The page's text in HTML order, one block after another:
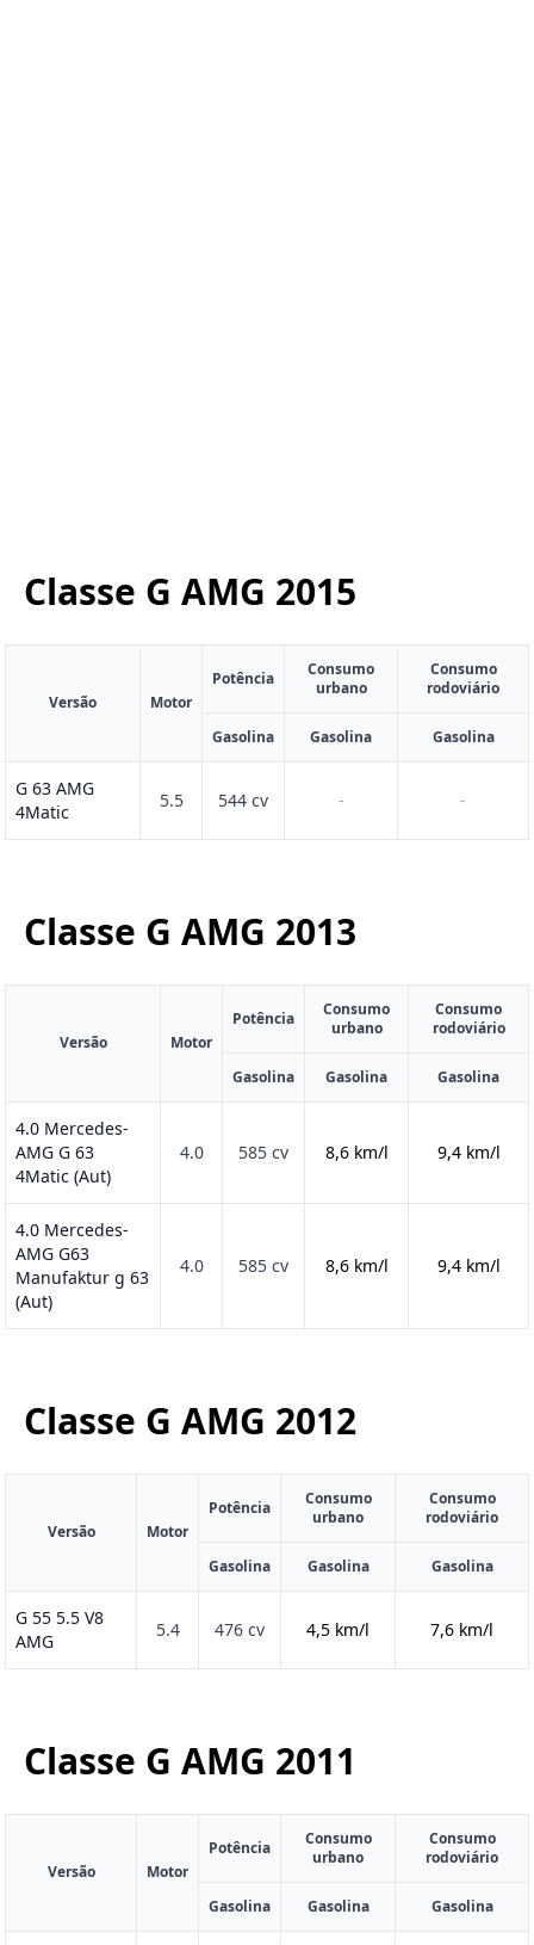
Classe G AMG 2015
Versão Motor
Potência
Consumo
urbano
Consumo
rodoviário
Gasolina Gasolina Gasolina
G 63 AMG
4Matic
5.5 544 cv - -
Classe G AMG 2013
Versão Motor
Potência
Consumo
urbano
Consumo
rodoviário
Gasolina Gasolina Gasolina
4.0 Mercedes-
AMG G 63
4Matic (Aut)
4.0 585 cv 8,6 km/l 9,4 km/l
4.0 Mercedes-
AMG G63
Manufaktur g 63
(Aut)
4.0 585 cv 8,6 km/l 9,4 km/l
Classe G AMG 2012
Versão Motor
Potência
Consumo
urbano
Consumo
rodoviário
Gasolina Gasolina Gasolina
G 55 5.5 V8
AMG
5.4 476 cv 4,5 km/l 7,6 km/l
Classe G AMG 2011
Versão Motor
Potência
Consumo
urbano
Consumo
rodoviário
Gasolina Gasolina Gasolina